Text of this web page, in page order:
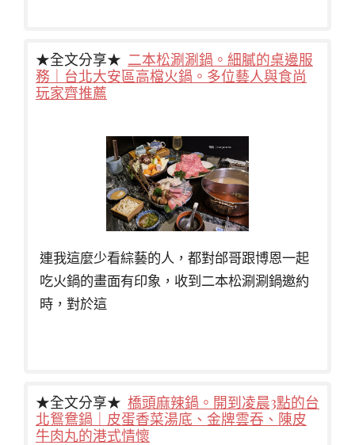
★全文分享★ 二本松涮涮鍋。細膩的桌邊服
務｜台北大安區高檔火鍋。多位藝人與食尚
玩家齊推薦
連我這麼少看綜藝的人，都對邰哥跟博恩一起
吃火鍋的畫面有印象，收到二本松涮涮鍋邀約
時，對於這
★全文分享★ 橋頭麻辣鍋。開到凌晨3點的台
北鴛鴦鍋｜皮蛋香菜湯底、金牌雲吞、陳皮
牛肉丸的港式情懷